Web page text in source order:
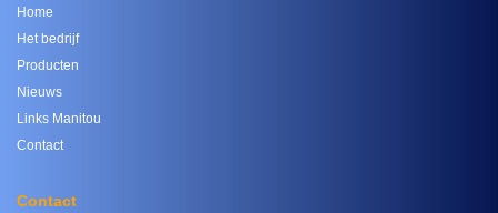
Home
Het bedrijf
Producten
Nieuws
Links Manitou
Contact
Contact